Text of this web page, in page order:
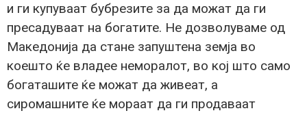
и ги купуваат бубрезите за да можат да ги
пресадуваат на богатите. Не дозволуваме од
Македонија да стане запуштена земја во
коешто ќе владее неморалот, во кој што само
богаташите ќе можат да живеат, а
сиромашните ќе мораат да ги продаваат